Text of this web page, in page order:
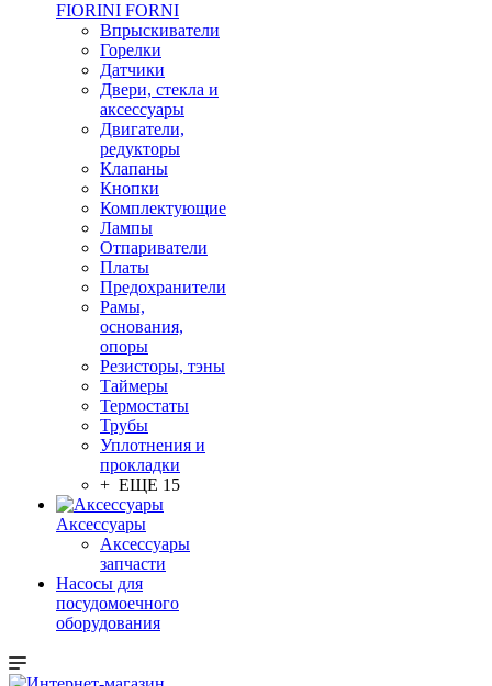
FIORINI FORNI
Впрыскиватели
Горелки
Датчики
Двери, стекла и
аксессуары
Двигатели,
редукторы
Клапаны
Кнопки
Комплектующие
Лампы
Отпариватели
Платы
Предохранители
Рамы,
основания,
опоры
Резисторы, тэны
Таймеры
Термостаты
Трубы
Уплотнения и
прокладки
+ ЕЩЕ 15
Аксессуары
Аксессуары
запчасти
Насосы для
посудомоечного
оборудования